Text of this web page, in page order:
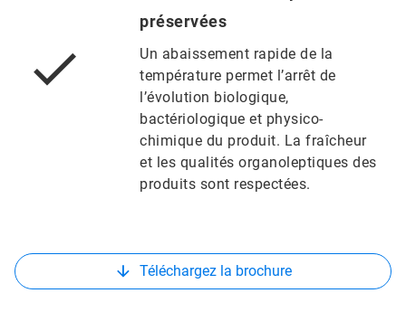
préservées
Un abaissement rapide de la
température permet l’arrêt de
l’évolution biologique,
bactériologique et physico-
chimique du produit. La fraîcheur
et les qualités organoleptiques des
produits sont respectées.
Téléchargez la brochure